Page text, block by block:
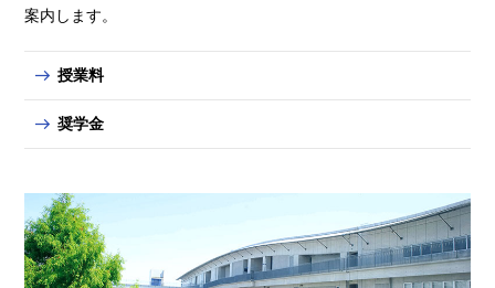
案内します。
授業料
奨学金